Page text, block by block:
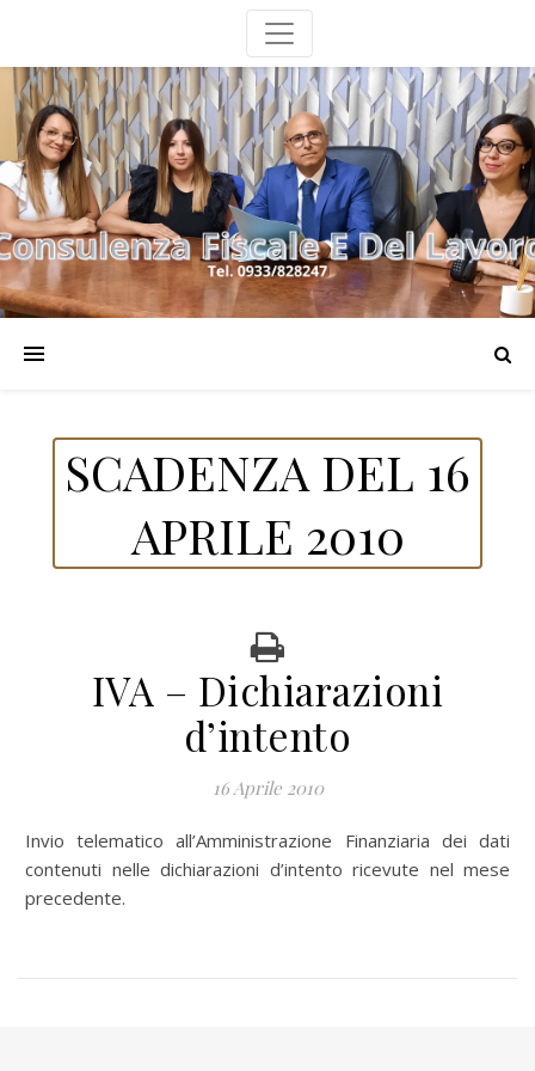
SCADENZA DEL 16
APRILE 2010
IVA – Dichiarazioni
d’intento
16 Aprile 2010
Invio telematico all’Amministrazione Finanziaria dei dati
contenuti nelle dichiarazioni d’intento ricevute nel mese
precedente.